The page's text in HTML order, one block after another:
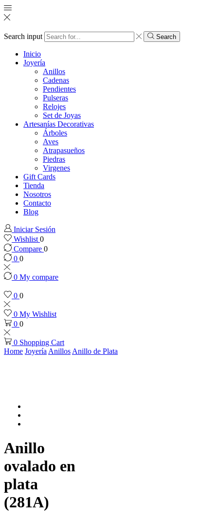
Search input Search
Inicio
Joyería
Anillos
Cadenas
Pendientes
Pulseras
Relojes
Set de Joyas
Artesanías Decorativas
Árboles
Aves
Atrapasueños
Piedras
Virgenes
Gift Cards
Tienda
Nosotros
Contacto
Blog
Iniciar Sesión
Wishlist 0
Compare 0
0 0
0 My compare
0 0
0 My Wishlist
0 0
0 Shopping Cart
Home Joyería Anillos Anillo de Plata
Anillo
ovalado en
plata
(281A)